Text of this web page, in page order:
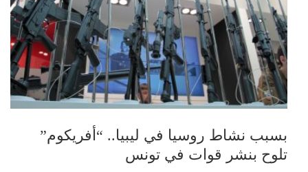
بسبب نشاط روسيا في ليبيا.. “أفريكوم”
تلوح بنشر قوات في تونس